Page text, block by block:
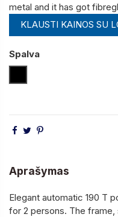
metal and it has got
KLAUSTI KAINOS SU
Spalva
Aprašymas
Elegant automatic 190 T
for 2 persons. The